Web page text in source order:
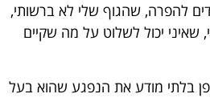
להפרה, שהגוף שלי לא ברשותי,
שאיני יכול לשלוט על מה שקיים
בלתי מודע את הנפגע שהוא בעל